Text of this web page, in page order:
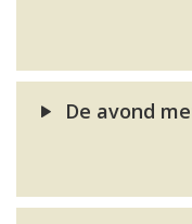
De avond